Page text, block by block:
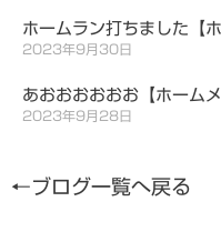
ホームラン打ちました【
2023年9月30日
あおおおおおお【ホーム
2023年9月28日
←ブログ一覧へ戻る